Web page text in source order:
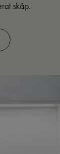
skåp.